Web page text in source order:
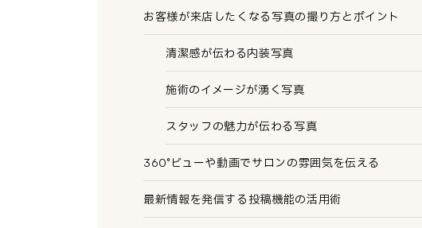
お客様が来店したくなる写真の撮り方とポイント
清潔感が伝わる内装写真
施術のイメージが湧く写真
スタッフの魅力が伝わる写真
360°ビューや動画でサロンの雰囲気を伝える
最新情報を発信する投稿機能の活用術